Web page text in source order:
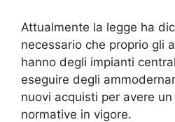
Attualmente la legge ha
necessario che proprio gli
hanno degli impianti
eseguire degli
nuovi acquisti per avere
normative in vigore.